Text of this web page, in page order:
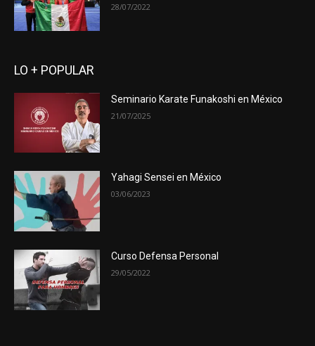
28/07/2022
LO + POPULAR
Seminario Karate Funakoshi en México
21/07/2025
Yahagi Sensei en México
03/06/2023
Curso Defensa Personal
29/05/2022